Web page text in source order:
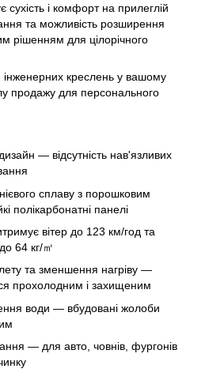
сухість і комфорт на прилеглій
та можливість розширення
рішенням для цілорічного
креслень у вашому
продажу для персонального
— відсутність нав'язливих
сплаву з порошковим
полікарбонатні панелі
вітер до 123 км/год та
64 кг/㎡
та зменшення нагріву —
прохолодним і захищеним
води — вбудовані жолоби
— для авто, човнів, фургонів